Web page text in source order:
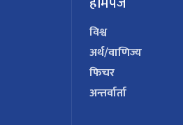
विश्व
अर्थ/वाणिज्य
फिचर
अन्तर्वार्ता